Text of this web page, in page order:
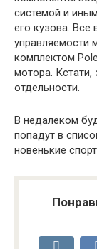
системой и
его кузова. Все
управляемости
комплектом
мотора.
отдельности.
В недалеком
попадут в
новенькие